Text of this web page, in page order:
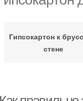
Гипсокартон к
стене